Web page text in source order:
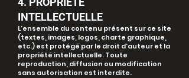
INTELLECTUELLE
L’ensemble du contenu présent sur ce site
(textes, images, logos, charte graphique,
etc.) est protégé par le droit d’auteur et la
propriété intellectuelle. Toute
reproduction, diffusion ou modification
sans autorisation est interdite.